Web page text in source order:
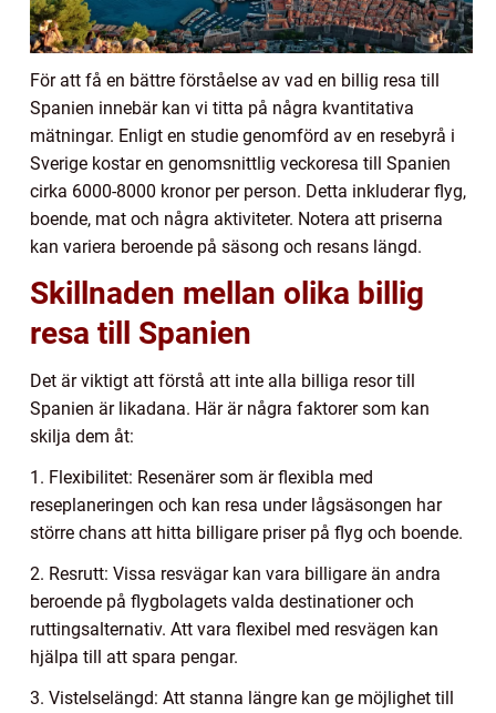
För att få en bättre förståelse av vad en billig resa till
Spanien innebär kan vi titta på några kvantitativa
mätningar. Enligt en studie genomförd av en resebyrå i
Sverige kostar en genomsnittlig veckoresa till Spanien
cirka 6000-8000 kronor per person. Detta inkluderar flyg,
boende, mat och några aktiviteter. Notera att priserna
kan variera beroende på säsong och resans längd.
Skillnaden mellan olika billig
resa till Spanien
Det är viktigt att förstå att inte alla billiga resor till
Spanien är likadana. Här är några faktorer som kan
skilja dem åt:
1. Flexibilitet: Resenärer som är flexibla med
reseplaneringen och kan resa under lågsäsongen har
större chans att hitta billigare priser på flyg och boende.
2. Resrutt: Vissa resvägar kan vara billigare än andra
beroende på flygbolagets valda destinationer och
ruttingsalternativ. Att vara flexibel med resvägen kan
hjälpa till att spara pengar.
3. Vistelselängd: Att stanna längre kan ge möjlighet till